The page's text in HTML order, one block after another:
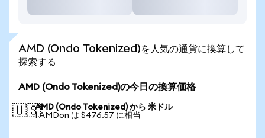
AMD (Ondo Tokenized)を人気の通貨に換算して
探索する
AMD (Ondo Tokenized)の今日の換算価格
🇺🇸AMD (Ondo Tokenized) から 米ドル
1 AMDon は $476.57 に相当